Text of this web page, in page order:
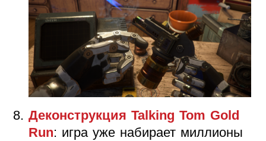
Деконструкция Talking Tom Gold
Run: игра уже набирает миллионы